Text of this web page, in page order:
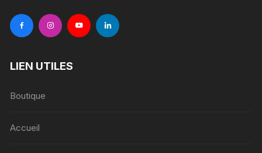
LIEN UTILES
Boutique
Accueil